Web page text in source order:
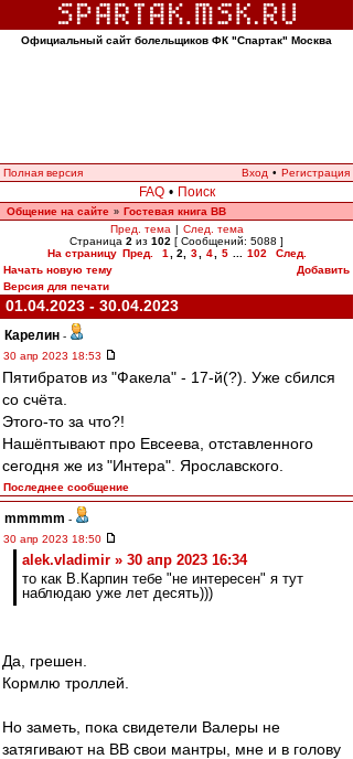
Официальный сайт болельщиков ФК "Спартак" Москва
Полная версия Вход • Регистрация
FAQ • Поиск
Общение на сайте » Гостевая книга ВВ
Пред. тема | След. тема
Страница 2 из 102 [ Сообщений: 5088 ]
На страницу Пред. 1 2 3 4 5 102
След.
Начать новую тему
Добавить
Версия для печати
01.04.2023 - 30.04.2023
Карелин -
30 апр 2023 18:53
Пятибратов из "Факела" - 17-й(?). Уже сбился
со счёта.
Этого-то за что?!
Нашёптывают про Евсеева, отставленного
сегодня же из "Интера". Ярославского.
Последнее сообщение
mmmmm -
30 апр 2023 18:50
alek.vladimir » 30 апр 2023 16:34
то как В.Карпин тебе "не интересен" я тут
наблюдаю уже лет десять)))
Да, грешен.
Кормлю троллей.
Но заметь, пока свидетели Валеры не
затягивают на ВВ свои мантры, мне и в голову